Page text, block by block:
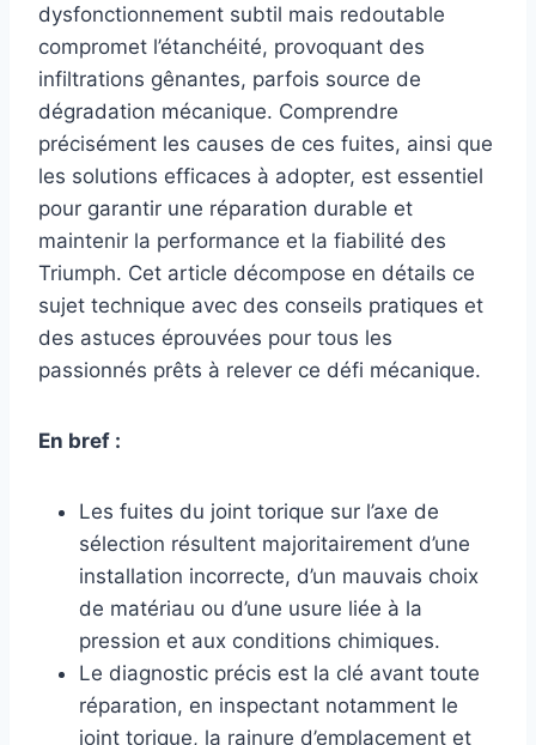
dysfonctionnement subtil mais redoutable
compromet l’étanchéité, provoquant des
infiltrations gênantes, parfois source de
dégradation mécanique. Comprendre
précisément les causes de ces fuites, ainsi que
les solutions efficaces à adopter, est essentiel
pour garantir une réparation durable et
maintenir la performance et la fiabilité des
Triumph. Cet article décompose en détails ce
sujet technique avec des conseils pratiques et
des astuces éprouvées pour tous les
passionnés prêts à relever ce défi mécanique.
En bref :
Les fuites du joint torique sur l’axe de
sélection résultent majoritairement d’une
installation incorrecte, d’un mauvais choix
de matériau ou d’une usure liée à la
pression et aux conditions chimiques.
Le diagnostic précis est la clé avant toute
réparation, en inspectant notamment le
joint torique, la rainure d’emplacement et